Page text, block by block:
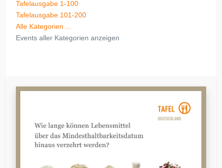
Tafelausgabe 1-100
Tafelausgabe 101-200
Alle Kategorien ...
Events aller Kategorien anzeigen